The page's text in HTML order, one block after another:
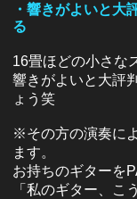
・響きがよいと大
る
16畳ほどの小さな
響きがよいと大評
ょう笑
※その方の演奏に
ます。
お持ちのギターを
「私のギター、こ